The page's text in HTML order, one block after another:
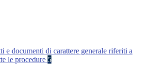
e documenti di carattere generale riferiti a
le procedure 5